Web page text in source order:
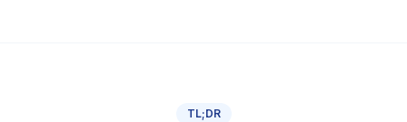
TL;DR